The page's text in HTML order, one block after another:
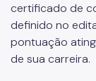
certificado de
definido no
pontuação
de sua carreira.